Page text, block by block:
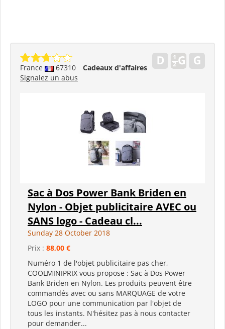
France 67310
Cadeaux d'affaires
Signalez un abus
Sac à Dos Power Bank Briden en
Nylon - Objet publicitaire AVEC ou
SANS logo - Cadeau cl...
Sunday 28 October 2018
Prix : 88,00 €
Numéro 1 de l'objet publicitaire pas cher,
COOLMINIPRIX vous propose : Sac à Dos Power
Bank Briden en Nylon. Les produits peuvent être
commandés avec ou sans MARQUAGE de votre
LOGO pour une communication par l'objet de
tous les instants. N'hésitez pas à nous contacter
pour demander...